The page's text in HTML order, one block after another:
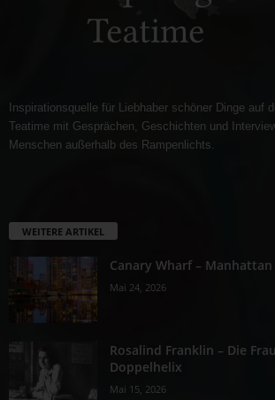
Inspirationsquelle für Liebhaber schöner Dinge auf
Teatime mit Gesprächen, Geschichten und
Menschen außerhalb des Rampenlichts.
WEITERE ARTIKEL
Canary Wharf –
Mai 24, 2026
Rosalind Franklin – Die
Doppelhelix
Mai 15, 2026